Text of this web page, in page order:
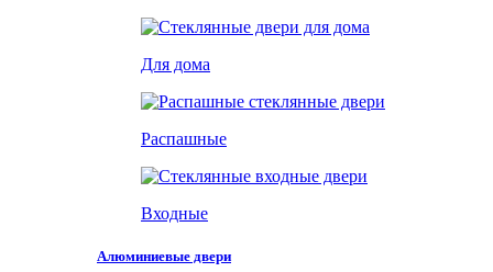
Для дома
Распашные
Входные
Алюминиевые двери